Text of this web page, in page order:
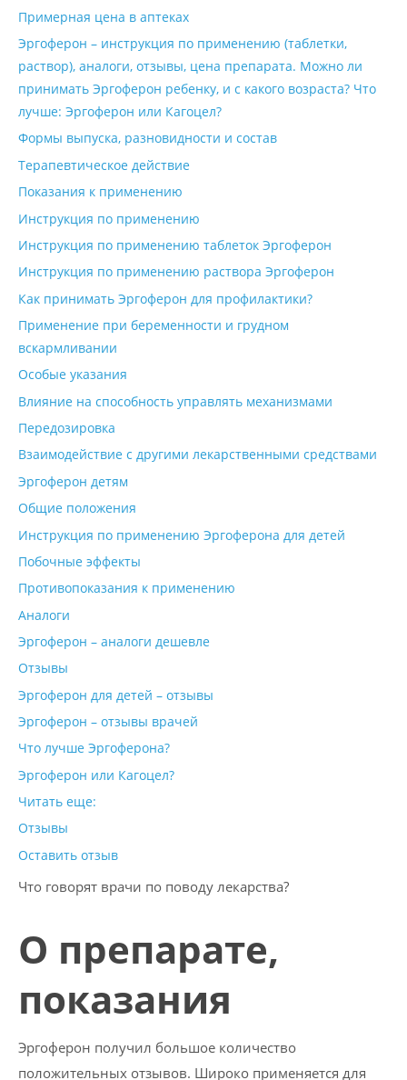
Примерная цена в аптеках
Эргоферон – инструкция по применению (таблетки,
раствор), аналоги, отзывы, цена препарата. Можно ли
принимать Эргоферон ребенку, и с какого возраста? Что
лучше: Эргоферон или Кагоцел?
Формы выпуска, разновидности и состав
Терапевтическое действие
Показания к применению
Инструкция по применению
Инструкция по применению таблеток Эргоферон
Инструкция по применению раствора Эргоферон
Как принимать Эргоферон для профилактики?
Применение при беременности и грудном
вскармливании
Особые указания
Влияние на способность управлять механизмами
Передозировка
Взаимодействие с другими лекарственными средствами
Эргоферон детям
Общие положения
Инструкция по применению Эргоферона для детей
Побочные эффекты
Противопоказания к применению
Аналоги
Эргоферон – аналоги дешевле
Отзывы
Эргоферон для детей – отзывы
Эргоферон – отзывы врачей
Что лучше Эргоферона?
Эргоферон или Кагоцел?
Читать еще:
Отзывы
Оставить отзыв
Что говорят врачи по поводу лекарства?
О препарате,
показания
Эргоферон получил большое количество
положительных отзывов. Широко применяется для